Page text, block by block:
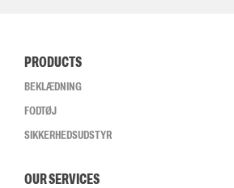
PRODUCTS
BEKLÆDNING
FODTØJ
SIKKERHEDSUDSTYR
OUR SERVICES